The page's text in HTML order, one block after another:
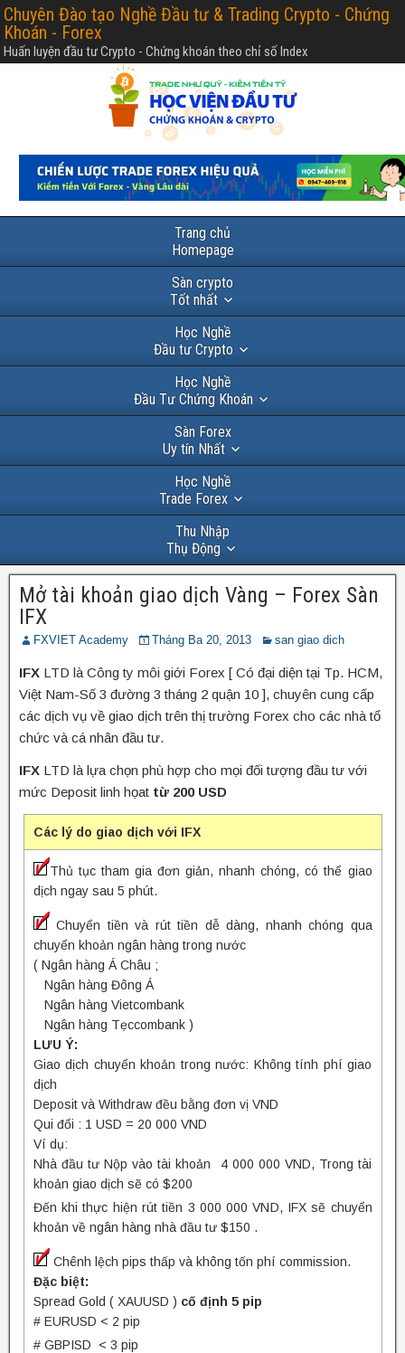
Chuyên Đào tạo Nghề Đầu tư & Trading Crypto - Chứng
Khoán - Forex
Huấn luyện đầu tư Crypto - Chứng khoán theo chỉ số Index
Trang chủ
Homepage
Sàn crypto
Tốt nhất
Học Nghề
Đầu tư Crypto
Học Nghề
Đầu Tư Chứng Khoán
Sàn Forex
Uy tín Nhất
Học Nghề
Trade Forex
Thu Nhập
Thụ Động
Mở tài khoản giao dịch Vàng – Forex Sàn
IFX
FXVIET Academy Tháng Ba 20, 2013 san giao dich
IFX LTD là Công ty môi giới Forex [ Có đại diện tại Tp. HCM,
Việt Nam-Số 3 đường 3 tháng 2 quận 10 ], chuyên cung cấp
các dịch vụ về giao dịch trên thị trường Forex cho các nhà tổ
chức và cá nhân đầu tư.
IFX LTD là lựa chọn phù hợp cho mọi đối tượng đầu tư với
mức Deposit linh họat từ 200 USD
Các lý do giao dịch với IFX
Thủ tục tham gia đơn giản, nhanh chóng, có thể giao
dịch ngay sau 5 phút.
Chuyển tiền và rút tiền dễ dàng, nhanh chóng qua
chuyển khoản ngân hàng trong nước
( Ngân hàng Á Châu ;
Ngân hàng Đông Á
Ngân hàng Vietcombank
Ngân hàng Tẹccombank )
LƯU Ý:
Giao dịch chuyển khoản trong nước: Không tính phí giao
dịch
Deposit và Withdraw đều bằng đơn vị VND
Qui đổi : 1 USD = 20 000 VND
Ví dụ:
Nhà đầu tư Nộp vào tài khoản 4 000 000 VND, Trong tài
khoản giao dịch sẽ có $200
Đến khi thực hiện rút tiền 3 000 000 VND, IFX sẽ chuyển
khoản về ngân hàng nhà đầu tư $150 .
Chênh lệch pips thấp và không tốn phí commission.
Đặc biệt:
Spread Gold ( XAUUSD ) cố định 5 pip
# EURUSD < 2 pip
# GBPISD < 3 pip